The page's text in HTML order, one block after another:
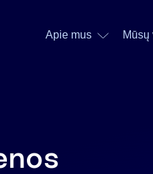
Apie mus Mūsų